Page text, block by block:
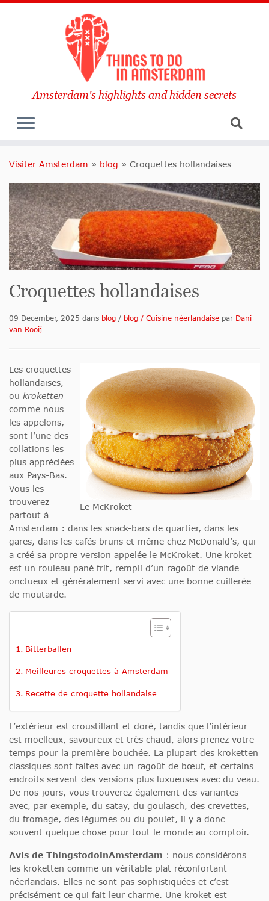
Amsterdam's highlights and hidden secrets
Visiter Amsterdam » blog » Croquettes hollandaises
Croquettes hollandaises
09 December, 2025 dans blog / blog / Cuisine néerlandaise par Dani
van Rooij
Le McKroket
Les croquettes
hollandaises,
ou kroketten
comme nous
les appelons,
sont l’une des
collations les
plus appréciées
aux Pays-Bas.
Vous les
trouverez
partout à
Amsterdam : dans les snack-bars de quartier, dans les
gares, dans les cafés bruns et même chez McDonald’s, qui
a créé sa propre version appelée le McKroket. Une kroket
est un rouleau pané frit, rempli d’un ragoût de viande
onctueux et généralement servi avec une bonne cuillerée
de moutarde.
Bitterballen
Meilleures croquettes à Amsterdam
Recette de croquette hollandaise
L’extérieur est croustillant et doré, tandis que l’intérieur
est moelleux, savoureux et très chaud, alors prenez votre
temps pour la première bouchée. La plupart des kroketten
classiques sont faites avec un ragoût de bœuf, et certains
endroits servent des versions plus luxueuses avec du veau.
De nos jours, vous trouverez également des variantes
avec, par exemple, du satay, du goulasch, des crevettes,
du fromage, des légumes ou du poulet, il y a donc
souvent quelque chose pour tout le monde au comptoir.
Avis de ThingstodoinAmsterdam : nous considérons
les kroketten comme un véritable plat réconfortant
néerlandais. Elles ne sont pas sophistiquées et c’est
précisément ce qui fait leur charme. Une kroket est